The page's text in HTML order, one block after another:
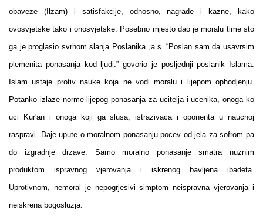
obaveze (Ilzam) i satisfakcije, odnosno, nagrade i kazne, kako
ovosvjetske tako i onosvjetske. Posebno mjesto dao je moralu time sto
ga je proglasio svrhom slanja Poslanika ,a.s. “Poslan sam da usavrsim
plemenita ponasanja kod ljudi.” govorio je posljednji poslanik Islama.
Islam ustaje protiv nauke koja ne vodi moralu i lijepom ophodjenju.
Potanko izlaze norme lijepog ponasanja za ucitelja i ucenika, onoga ko
uci Kur'an i onoga koji ga slusa, istrazivaca i oponenta u naucnoj
raspravi. Daje upute o moralnom ponasanju pocev od jela za sofrom pa
do izgradnje drzave. Samo moralno ponasanje smatra nuznim
produktom ispravnog vjerovanja i iskrenog bavljena ibadeta.
Uprotivnom, nemoral je nepogrjesivi simptom neispravna vjerovanja i
neiskrena bogosluzja.